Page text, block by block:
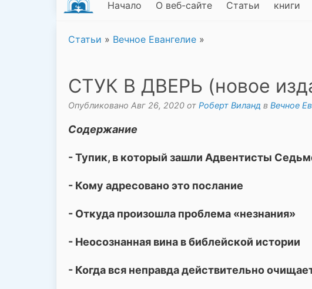
Начало О веб-сайте Статьи книги
Статьи » Вечное Евангелие »
СТУК В ДВЕРЬ (новое
Опубликовано Авг 26, 2020 от Роберт Виланд в Вечное
Содержание
- Тупик, в который зашли Адвентисты
- Кому адресовано это послание
- Откуда произошла проблема «незнания»
- Неосознанная вина в библейской истории
- Когда вся неправда действительно